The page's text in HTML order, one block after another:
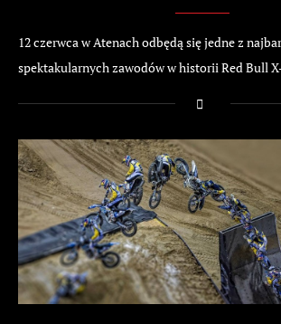
12 czerwca w Atenach odbędą się jedne z
spektakularnych zawodów w historii Red Bull